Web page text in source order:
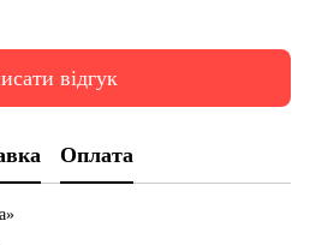
відгук
Оплата